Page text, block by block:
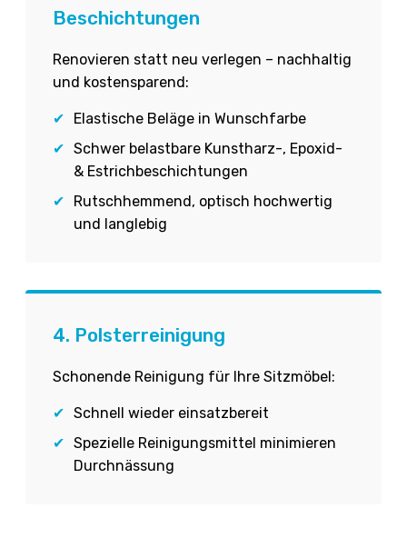
Beschichtungen
Renovieren statt neu verlegen – nachhaltig
und kostensparend:
✔
Elastische Beläge in Wunschfarbe
✔ Schwer belastbare Kunstharz-, Epoxid-
& Estrichbeschichtungen
✔
Rutschhemmend, optisch hochwertig
und langlebig
4. Polsterreinigung
Schonende Reinigung für Ihre Sitzmöbel:
✔ Schnell wieder einsatzbereit
✔ Spezielle Reinigungsmittel minimieren
Durchnässung